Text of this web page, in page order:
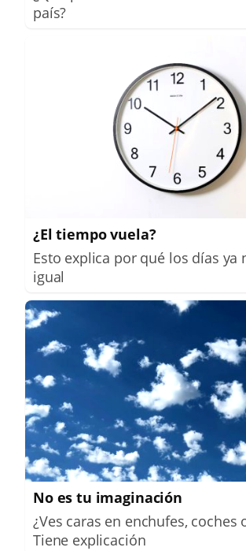
país?
¿El tiempo vuela?
Esto explica por qué los días ya
igual
No es tu imaginación
¿Ves caras en enchufes, coches
Tiene explicación